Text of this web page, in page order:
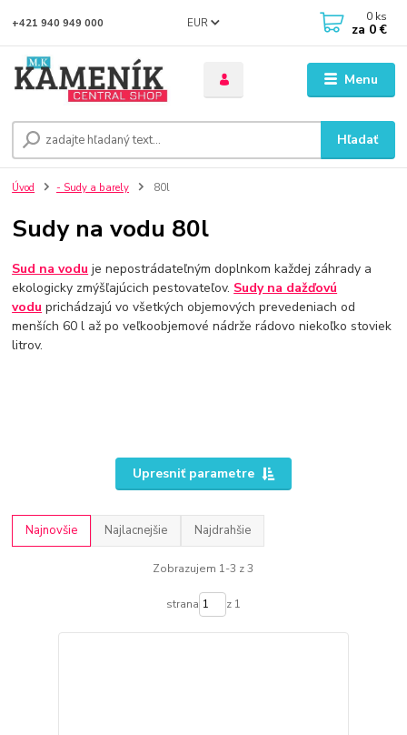
Menu
EUR
Hľadať
+421 940 949 000 0 ks
za 0 €
Úvod - Sudy a barely 80l
Sudy na vodu 80l
Sud na vodu je nepostrádateľným doplnkom každej záhrady a
ekologicky zmýšľajúcich pestovateľov. Sudy na dažďovú
vodu prichádzajú vo všetkých objemových prevedeniach od
menších 60 l až po veľkoobjemové nádrže rádovo niekoľko stoviek
litrov.
Upresniť parametre
Najnovšie Najlacnejšie Najdrahšie
Zobrazujem 1-3 z 3
strana z 1